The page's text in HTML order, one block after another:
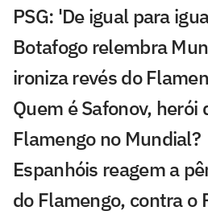
PSG: 'De igual para
Botafogo relembra
ironiza revés do
Quem é Safonov, herói
Flamengo no Mundial?
Espanhóis reagem a
do Flamengo, contra o